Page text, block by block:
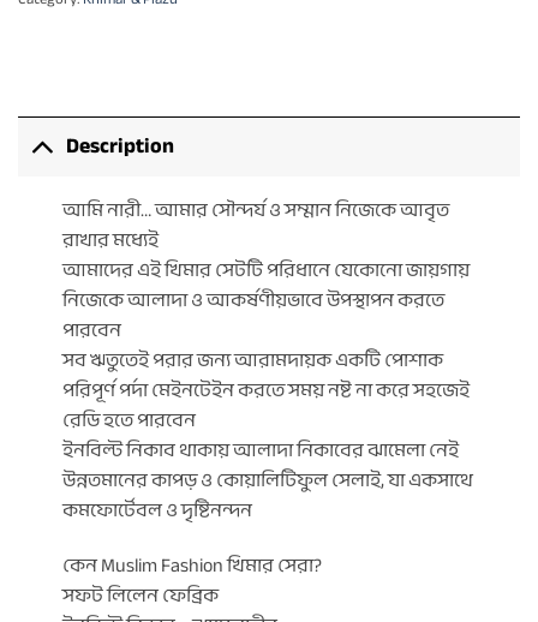
Description
আমি নারী… আমার সৌন্দর্য ও সম্মান নিজেকে আবৃত
রাখার মধ্যেই
আমাদের এই খিমার সেটটি পরিধানে যেকোনো জায়গায়
নিজেকে আলাদা ও আকর্ষণীয়ভাবে উপস্থাপন করতে
পারবেন
সব ঋতুতেই পরার জন্য আরামদায়ক একটি পোশাক
পরিপূর্ণ পর্দা মেইনটেইন করতে সময় নষ্ট না করে সহজেই
রেডি হতে পারবেন
ইনবিল্ট নিকাব থাকায় আলাদা নিকাবের ঝামেলা নেই
উন্নতমানের কাপড় ও কোয়ালিটিফুল সেলাই, যা একসাথে
কমফোর্টেবল ও দৃষ্টিনন্দন
কেন Muslim Fashion খিমার সেরা?
সফট লিলেন ফেব্রিক